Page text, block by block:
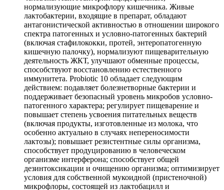
нормализующие микрофлору кишечника. Живые
лактобактерии, входящие в препарат, обладают
антагонистической активностью в отношении широкого
спектра патогенных и условно-патогенных бактерий
(включая стафилококки, протей, энтеропатогенную
кишечную палочку), нормализуют пищеварительную
деятельность ЖКТ, улучшают обменные процессы,
способствуют восстановлению естественного
иммунитета. Probiotic 10 обладает следующим
действием: подавляет болезнетворные бактерии и
поддерживает безопасный уровень микробов условно-
патогенного характера; регулирует пищеварение и
повышает степень усвоения питательных веществ
(включая продукты, изготовленные из молока, что
особенно актуально в случаях непереносимости
лактозы); повышает резистентные силы организма,
способствует продуцированию в человеческом
организме интерферона; способствует общей
дезинтоксикации и очищению организма; оптимизирует
условия для собственной мукоидной (пристеночной)
микрофлоры, состоящей из лактобацилл и